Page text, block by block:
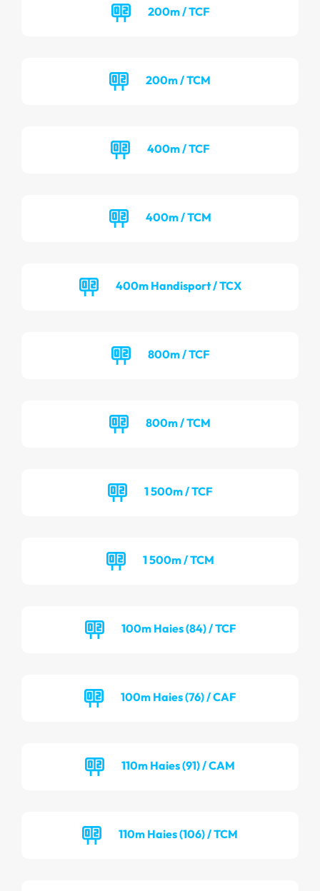
200m / TCF
200m / TCM
400m / TCF
400m / TCM
400m Handisport / TCX
800m / TCF
800m / TCM
1 500m / TCF
1 500m / TCM
100m Haies (84) / TCF
100m Haies (76) / CAF
110m Haies (91) / CAM
110m Haies (106) / TCM